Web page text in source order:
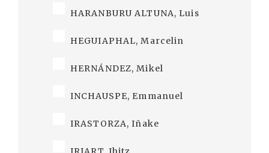
HARANBURU ALTUNA, Luis
HEGUIAPHAL, Marcelin
HERNÁNDEZ, Mikel
INCHAUSPE, Emmanuel
IRASTORZA, Iñake